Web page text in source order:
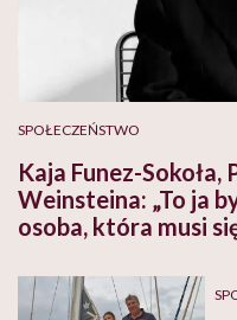
SPOŁECZEŃSTWO
Kaja Funez-
Weinsteina: „To ja
osoba, która musi